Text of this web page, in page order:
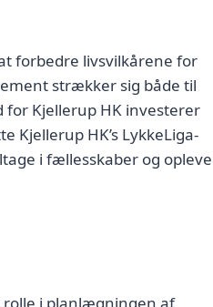
forbedre livsvilkårene for
strækker sig både til
Kjellerup HK investerer
HK’s LykkeLiga-
i fællesskaber og opleve
rolle i planlægningen af